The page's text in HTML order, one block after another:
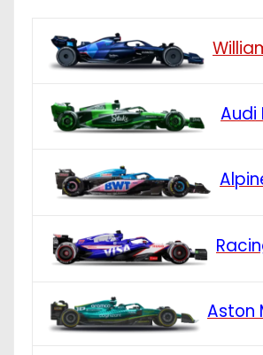
Audi
Aston